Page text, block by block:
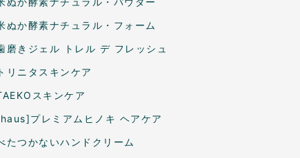
ぬか酵素ナチュラル・フォーム
磨きジェル トレル デ フレッシュ
トリニタスキンケア
スキンケア
プレミアムヒノキ ヘアケア
たつかないハンドクリーム